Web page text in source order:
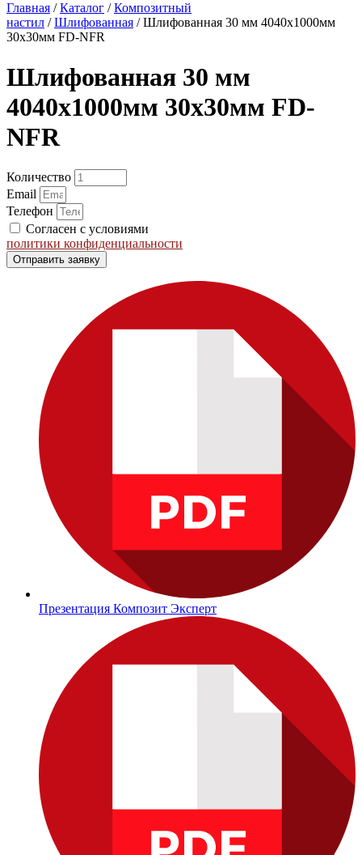
Главная /Каталог /Композитный
настил /Шлифованная / Шлифованная 30 мм 4040х1000мм
30х30мм FD-NFR
Шлифованная 30 мм
4040х1000мм 30х30мм FD-
NFR
Количество
Email
Телефон
Согласен с условиями
политики конфиденциальности
Отправить заявку
Презентация Композит Эксперт